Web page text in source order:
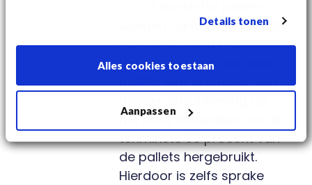
Details tonen
Alles cookies toestaan
Aanpassen
worden namelijk gemaakt
van gerecycled materiaal.
Het produceren van deze
pallets legt daardoor een
het land. Bovendien wordt
tenminste 80 procent van
de pallets hergebruikt.
Hierdoor is zelfs sprake